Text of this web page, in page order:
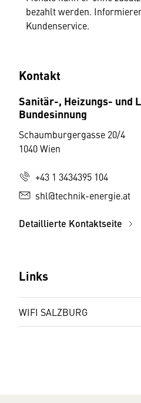
bezahlt werden.
Kundenservice.
Kontakt
Sanitär-, Heizungs- und
Bundesinnung
Schaumburgergasse 20/4
1040 Wien
+43 1 3434395 104
shl@technik-energie.at
Detaillierte Kontaktseite
Links
WIFI SALZBURG